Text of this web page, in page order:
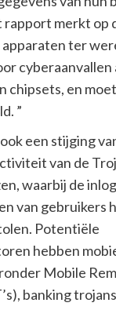
rapport merkt op
apparaten ter
cyberaanvallen
chipsets, en
”
een stijging
van de
waarbij de
van gebruikers
Potentiële
hebben
Mobile
banking